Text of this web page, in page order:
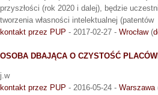
przyszłości (rok 2020 i dalej), będzie
tworzenia własności intelektualnej (patentów
kontakt przez PUP - 2017-02-27 - Wrocław(
OSOBA DBAJĄCA O CZYSTOŚĆ
j.w
kontakt przez PUP - 2016-05-24 - Warszawa